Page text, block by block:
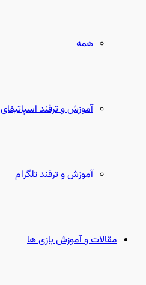
همه
آموزش و ترفند اسپاتیفای
آموزش و ترفند تلگرام
مقالات و آموزش بازی ها